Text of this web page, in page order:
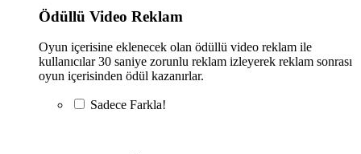
Ödüllü Video Reklam
Oyun içerisine eklenecek olan ödüllü video reklam ile
kullanıcılar 30 saniye zorunlu reklam izleyerek reklam sonrası
oyun içerisinden ödül kazanırlar.
Sadece Farkla!